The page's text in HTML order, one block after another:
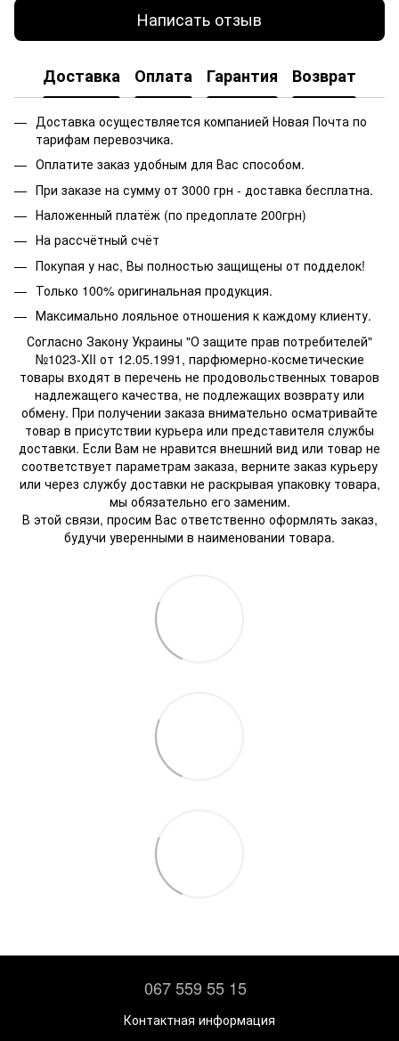
Написать отзыв
Доставка Оплата Гарантия Возврат
Доставка осуществляется компанией Новая Почта по
тарифам перевозчика.
Оплатите заказ удобным для Вас способом.
При заказе на сумму от 3000 грн - доставка бесплатна.
Наложенный платёж (по предоплате 200грн)
На рассчётный счёт
Покупая у нас, Вы полностью защищены от подделок!
Только 100% оригинальная продукция.
Максимально лояльное отношения к каждому клиенту.
Согласно Закону Украины "О защите прав потребителей"
№1023-XII от 12.05.1991, парфюмерно-косметические
товары входят в перечень не продовольственных товаров
надлежащего качества, не подлежащих возврату или
обмену. При получении заказа внимательно осматривайте
товар в присутствии курьера или представителя службы
доставки. Если Вам не нравится внешний вид или товар не
соответствует параметрам заказа, верните заказ курьеру
или через службу доставки не раскрывая упаковку товара,
мы обязательно его заменим.
В этой связи, просим Вас ответственно оформлять заказ,
будучи уверенными в наименовании товара.
067 559 55 15
Контактная информация